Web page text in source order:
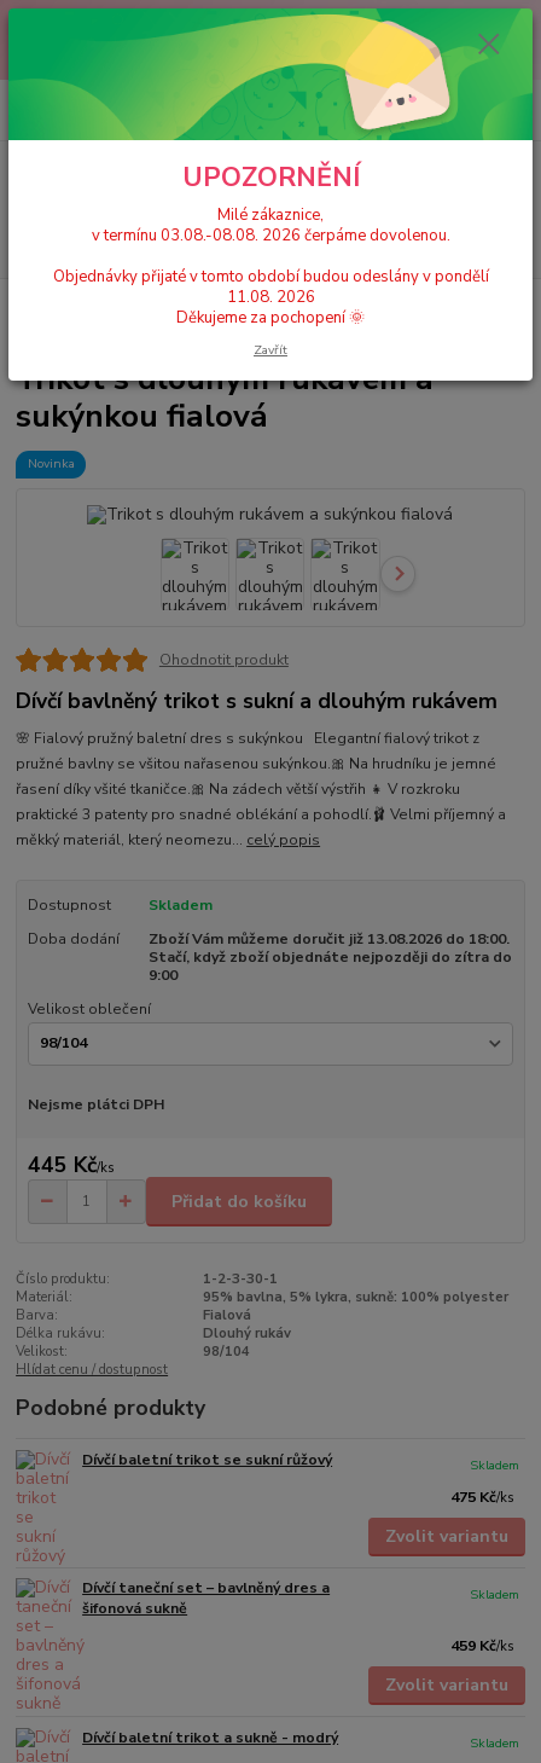
Milé zákaznice, v termínu 03.08.-08.08. 2026 čerpáme dovolenou.
Objednávky přijaté v tomto období budou odeslány v pondělí 11.08.
2026 Děkujeme za pochopení 🌞
CZK
Hledat
+420 777 224 390
(Po-Pá, 9-17 hod.)
0 Kč
Dívčí taneční trikoty, dresy se sukní
Trikot s dlouhým rukávem a
Trikot s dlouhým rukávem a
sukýnkou fialová
Novinka
Ohodnotit produkt
Dívčí bavlněný trikot s sukní a dlouhým rukávem
🌸 Fialový pružný baletní dres s sukýnkou Elegantní fialový trikot z
pružné bavlny se všitou nařasenou sukýnkou.🎀 Na hrudníku je jemné
řasení díky všité tkaničce.🎀 Na zádech větší výstřih 👧 V rozkroku
praktické 3 patenty pro snadné oblékání a pohodlí.🩰 Velmi příjemný a
měkký materiál, který neomezu... celý popis
Dostupnost
Skladem
Doba dodání
Zboží Vám můžeme doručit již 13.08.2026 do 18:00.
Stačí, když zboží objednáte nejpozději do zítra do
9:00
Velikost oblečení
Nejsme plátci DPH
445 Kč/ks
Přidat do košíku
Číslo produktu:
1-2-3-30-1
Materiál:
95% bavlna, 5% lykra, sukně: 100% polyester
Barva:
Fialová
Délka rukávu:
Dlouhý rukáv
Velikost:
98/104
Hlídat cenu / dostupnost
Podobné produkty
Dívčí baletní trikot se sukní růžový
475 Kč/ks
Skladem
Zvolit variantu
Dívčí taneční set – bavlněný dres a
šifonová sukně
459 Kč/ks
Skladem
Zvolit variantu
Dívčí baletní trikot a sukně - modrý
Skladem
UPOZORNĚNÍ
Milé zákaznice,
v termínu 03.08.-08.08. 2026 čerpáme dovolenou.
Objednávky přijaté v tomto období budou odeslány v pondělí
11.08. 2026
Děkujeme za pochopení 🌞
Zavřít